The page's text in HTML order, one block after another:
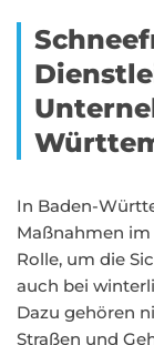
In Baden-
Maßnahmen
Rolle, um die
auch bei
Dazu gehören
Straßen und